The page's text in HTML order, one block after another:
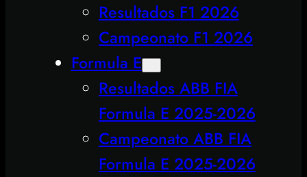
Resultados F1 2026
Campeonato F1 2026
Formula E
Resultados ABB FIA
Formula E 2025-2026
Campeonato ABB FIA
Formula E 2025-2026